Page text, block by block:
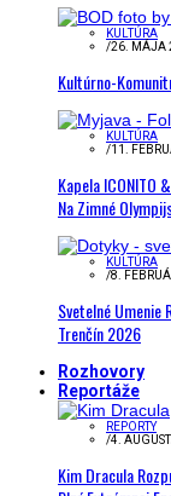
KULTÚRA
/26. MÁJA
Kultúrno-
KULTÚRA
/11.
Kapela ICONITO
Na Zimné
KULTÚRA
/8.
Svetelné Umenie
Trenčín 2026
Rozhovory
Reportáže
REPORTY
/4.
Kim Dracula